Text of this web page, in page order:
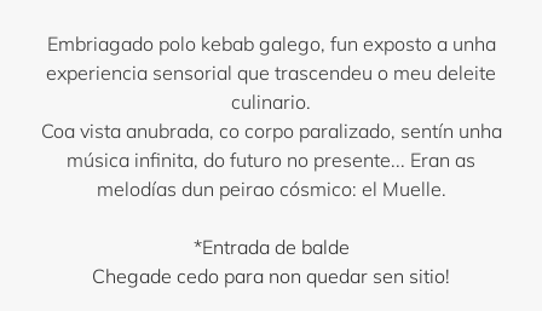
Embriagado polo kebab galego, fun exposto a unha
experiencia sensorial que trascendeu o meu deleite
culinario.
Coa vista anubrada, co corpo paralizado, sentín unha
música infinita, do futuro no presente... Eran as
melodías dun peirao cósmico: el Muelle.
*Entrada de balde
Chegade cedo para non quedar sen sitio!